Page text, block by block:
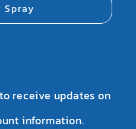
Spray
receive updates on
information.